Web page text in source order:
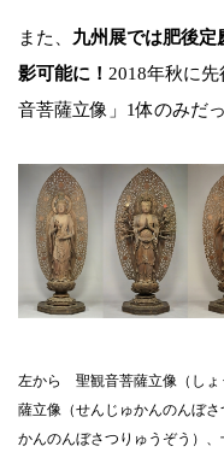
また、 九州展では肥後定
影可能に！ 2018年秋に
音菩薩立像」1体のみだ
左から 聖観音菩薩立像（しょ
薩立像（せんじゅかんのんぼ
かんのんぼさつりゅうぞう）